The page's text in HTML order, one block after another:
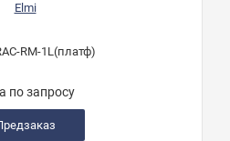
Elmi
RM-1L(платф)
по запросу